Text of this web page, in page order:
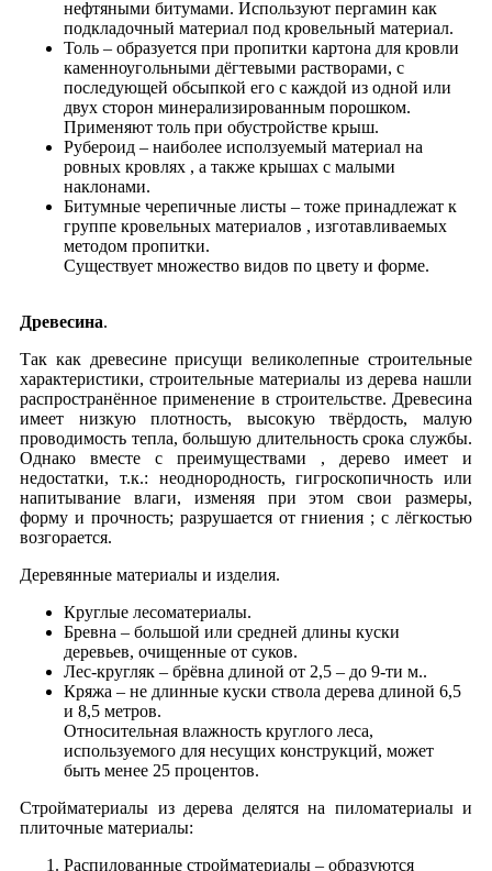
нефтяными битумами. Используют пергамин как
подкладочный материал под кровельный материал.
Толь – образуется при пропитки картона для кровли
каменноугольными дёгтевыми растворами, с
последующей обсыпкой его с каждой из одной или
двух сторон минерализированным порошком.
Применяют толь при обустройстве крыш.
Рубероид – наиболее исползуемый материал на
ровных кровлях , а также крышах с малыми
наклонами.
Битумные черепичные листы – тоже принадлежат к
группе кровельных материалов , изготавливаемых
методом пропитки.
Существует множество видов по цвету и форме.
Древесина.
Так как древесине присущи великолепные строительные
характеристики, строительные материалы из дерева нашли
распространённое применение в строительстве. Древесина
имеет низкую плотность, высокую твёрдость, малую
проводимость тепла, большую длительность срока службы.
Однако вместе с преимуществами , дерево имеет и
недостатки, т.к.: неоднородность, гигроскопичность или
напитывание влаги, изменяя при этом свои размеры,
форму и прочность; разрушается от гниения ; с лёгкостью
возгорается.
Деревянные материалы и изделия.
Круглые лесоматериалы.
Бревна – большой или средней длины куски
деревьев, очищенные от суков.
Лес-кругляк – брёвна длиной от 2,5 – до 9-ти м..
Кряжа – не длинные куски ствола дерева длиной 6,5
и 8,5 метров.
Относительная влажность круглого леса,
используемого для несущих конструкций, может
быть менее 25 процентов.
Стройматериалы из дерева делятся на пиломатериалы и
плиточные материалы:
Распилованные стройматериалы – образуются